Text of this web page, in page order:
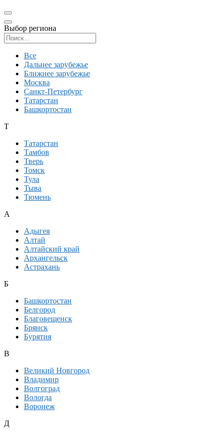
Выбор региона
Все
Дальнее зарубежье
Ближнее зарубежье
Москва
Санкт-Петербург
Татарстан
Башкортостан
Т
Татарстан
Тамбов
Тверь
Томск
Тула
Тыва
Тюмень
А
Адыгея
Алтай
Алтайский край
Архангельск
Астрахань
Б
Башкортостан
Белгород
Благовещенск
Брянск
Бурятия
В
Великий Новгород
Владимир
Волгоград
Вологда
Воронеж
Д